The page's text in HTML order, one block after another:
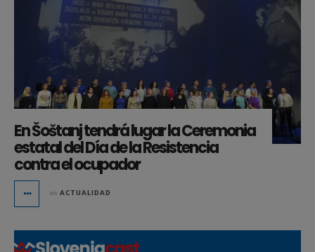
En Šoštanj tendrá lugar la Ceremonia
estatal del Día de la Resistencia
contra el ocupador
en ACTUALIDAD